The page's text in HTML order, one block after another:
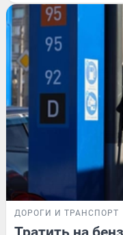
ДОРОГИ И ТРАНСПОРТ